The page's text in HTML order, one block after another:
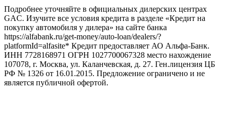
Подробнее уточняйте в официальных дилерских центрах
GAC. Изучите все условия кредита в разделе «Кредит на
покупку автомобиля у дилера» на сайте банка
https://alfabank.ru/get-money/auto-loan/dealers/?
platformId=alfasite* Кредит предоставляет АО Альфа-Банк.
ИНН 7728168971 ОГРН 1027700067328 место нахождение
107078, г. Москва, ул. Каланчевская, д. 27. Ген.лицензия ЦБ
РФ № 1326 от 16.01.2015. Предложение ограничено и не
является публичной офертой.